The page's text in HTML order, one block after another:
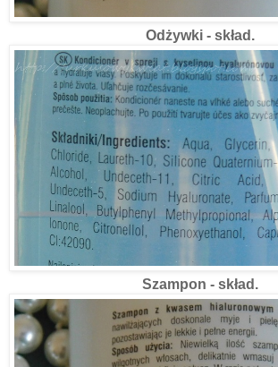
Odżywki - skład.
Szampon - skład.